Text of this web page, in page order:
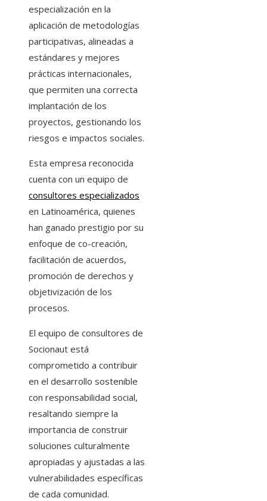
especialización en la
aplicación de metodologías
participativas, alineadas a
estándares y mejores
prácticas internacionales,
que permiten una correcta
implantación de los
proyectos, gestionando los
riesgos e impactos sociales.
Esta empresa reconocida
cuenta con un equipo de
consultores especializados
en Latinoamérica, quienes
han ganado prestigio por su
enfoque de co-creación,
facilitación de acuerdos,
promoción de derechos y
objetivización de los
procesos.
El equipo de consultores de
Socionaut está
comprometido a contribuir
en el desarrollo sostenible
con responsabilidad social,
resaltando siempre la
importancia de construir
soluciones culturalmente
apropiadas y ajustadas a las
vulnerabilidades específicas
de cada comunidad.